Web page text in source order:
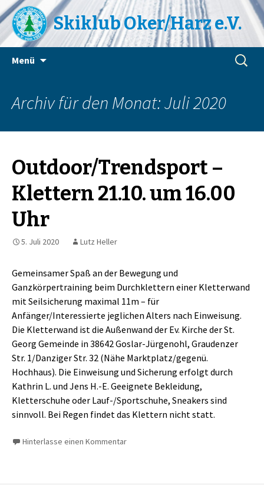
Skiklub Oker/Harz e.V.
Menü
Suchen
nach:
Archiv für den Monat: Juli 2020
Outdoor/Trendsport –
Klettern 21.10. um 16.00
Uhr
5. Juli 2020 Lutz Heller
Gemeinsamer Spaß an der Bewegung und
Ganzkörpertraining beim Durchklettern einer Kletterwand
mit Seilsicherung maximal 11m – für
Anfänger/Interessierte jeglichen Alters nach Einweisung.
Die Kletterwand ist die Außenwand der Ev. Kirche der St.
Georg Gemeinde in 38642 Goslar-Jürgenohl, Graudenzer
Str. 1/Danziger Str. 32 (Nähe Marktplatz/gegenü.
Hochhaus). Die Einweisung und Sicherung erfolgt durch
Kathrin L. und Jens H.-E. Geeignete Bekleidung,
Kletterschuhe oder Lauf-/Sportschuhe, Sneakers sind
sinnvoll. Bei Regen findet das Klettern nicht statt.
Hinterlasse einen Kommentar